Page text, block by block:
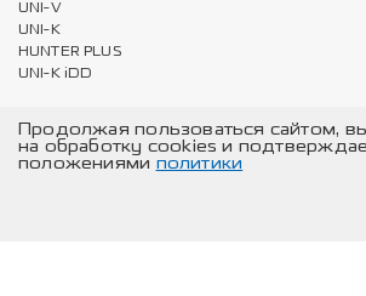
UNI-V
UNI-K
HUNTER PLUS
UNI-K iDD
Владельцам О
Продолжая пользоваться сайтом,
на обработку cookies и
положениями политики